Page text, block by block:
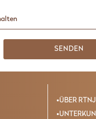
SENDEN
ÜBER